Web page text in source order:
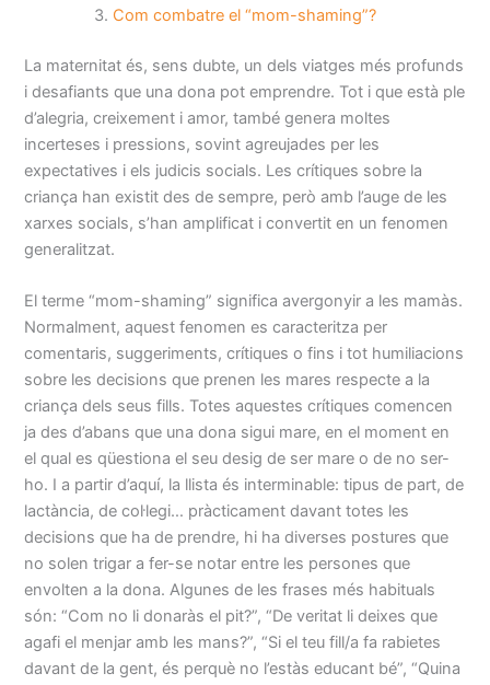
Com combatre el “mom-shaming”?
La maternitat és, sens dubte, un dels viatges més profunds
i desafiants que una dona pot emprendre. Tot i que està ple
d’alegria, creixement i amor, també genera moltes
incerteses i pressions, sovint agreujades per les
expectatives i els judicis socials. Les crítiques sobre la
criança han existit des de sempre, però amb l’auge de les
xarxes socials, s’han amplificat i convertit en un fenomen
generalitzat.
El terme “mom-shaming” significa avergonyir a les mamàs.
Normalment, aquest fenomen es caracteritza per
comentaris, suggeriments, crítiques o fins i tot humiliacions
sobre les decisions que prenen les mares respecte a la
criança dels seus fills. Totes aquestes crítiques comencen
ja des d’abans que una dona sigui mare, en el moment en
el qual es qüestiona el seu desig de ser mare o de no ser-
ho. I a partir d’aquí, la llista és interminable: tipus de part, de
lactància, de col·legi… pràcticament davant totes les
decisions que ha de prendre, hi ha diverses postures que
no solen trigar a fer-se notar entre les persones que
envolten a la dona. Algunes de les frases més habituals
són: “Com no li donaràs el pit?”, “De veritat li deixes que
agafi el menjar amb les mans?”, “Si el teu fill/a fa rabietes
davant de la gent, és perquè no l’estàs educant bé”, “Quina